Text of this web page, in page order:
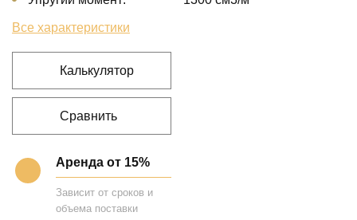
Все характеристики
Калькулятор
Сравнить
Аренда от 15%
Зависит от сроков и
объема поставки